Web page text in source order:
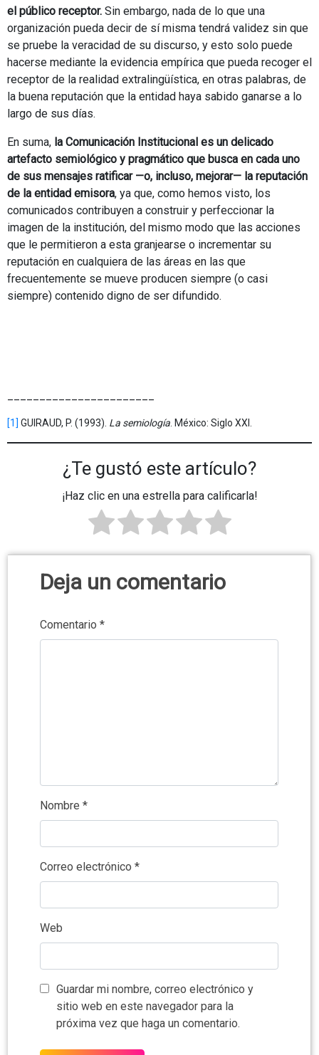
el público receptor. Sin embargo, nada de lo que una
organización pueda decir de sí misma tendrá validez sin que
se pruebe la veracidad de su discurso, y esto solo puede
hacerse mediante la evidencia empírica que pueda recoger el
receptor de la realidad extralingüística, en otras palabras, de
la buena reputación que la entidad haya sabido ganarse a lo
largo de sus días.
En suma, la Comunicación Institucional es un delicado
artefacto semiológico y pragmático que busca en cada uno
de sus mensajes ratificar —o, incluso, mejorar— la reputación
de la entidad emisora, ya que, como hemos visto, los
comunicados contribuyen a construir y perfeccionar la
imagen de la institución, del mismo modo que las acciones
que le permitieron a esta granjearse o incrementar su
reputación en cualquiera de las áreas en las que
frecuentemente se mueve producen siempre (o casi
siempre) contenido digno de ser difundido.
[1] GUIRAUD, P. (1993). La semiología. México: Siglo XXI.
¿Te gustó este artículo?
¡Haz clic en una estrella para calificarla!
Deja un comentario
Comentario *
Nombre *
Correo electrónico *
Web
Guardar mi nombre, correo electrónico y
sitio web en este navegador para la
próxima vez que haga un comentario.